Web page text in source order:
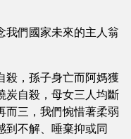
們國家未來的主人翁
，孫子身亡而阿媽獲
炭自殺，母女三人均斷
三，我們惋惜著柔弱
到不解、唾棄抑或同